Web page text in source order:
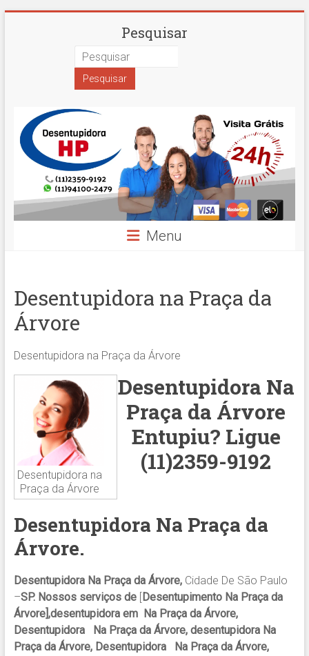
Desentupidora
Paulo
Hidro
Prime
Pesquisar
Menu
Desentupidora na Praça da
Árvore
Desentupidora na Praça da Árvore
Desentupidora na
Praça da Árvore
Desentupidora Na
Praça da Árvore
Entupiu? Ligue
(11)2359-9192
Desentupidora Na Praça da
Árvore.
Desentupidora Na Praça da Árvore,Cidade De São Paulo
–SP. Nossos serviços de[Desentupimento Na Praça da
Árvore],desentupidora em Na Praça da Árvore,
Desentupidora Na Praça da Árvore, desentupidora Na
Praça da Árvore, Desentupidora Na Praça da Árvore,